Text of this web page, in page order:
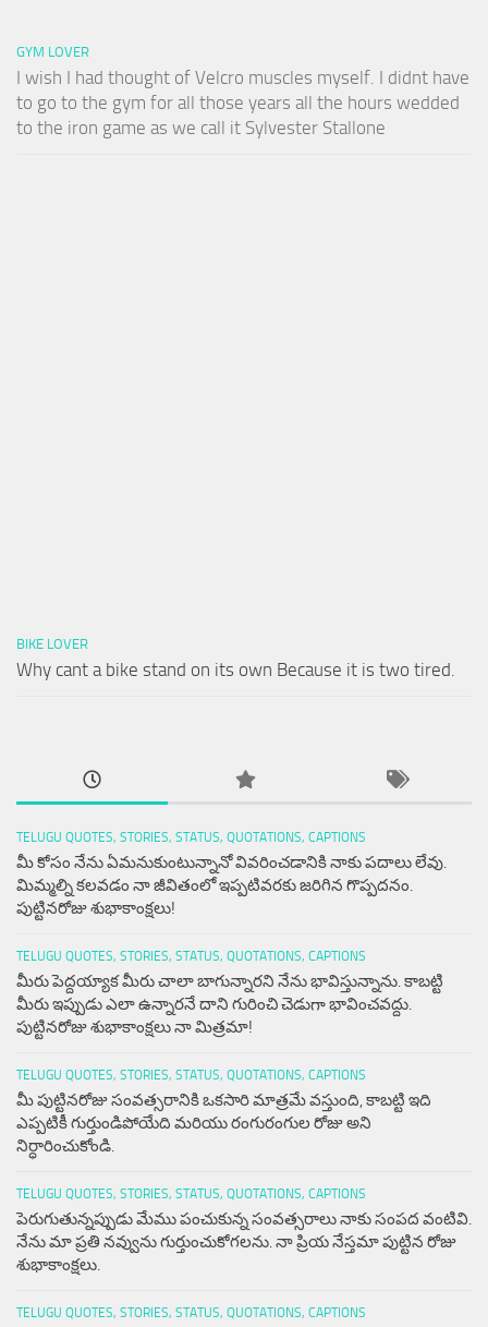
GYM LOVER
I wish I had thought of Velcro muscles myself. I didnt have
to go to the gym for all those years all the hours wedded
to the iron game as we call it Sylvester Stallone
BIKE LOVER
Why cant a bike stand on its own Because it is two tired.
TELUGU QUOTES, STORIES, STATUS, QUOTATIONS, CAPTIONS
మీ కోసం నేను ఏమనుకుంటున్నానో వివరించడానికి నాకు పదాలు లేవు.
మిమ్మల్ని కలవడం నా జీవితంలో ఇప్పటివరకు జరిగిన గొప్పదనం.
పుట్టినరోజు శుభాకాంక్షలు!
TELUGU QUOTES, STORIES, STATUS, QUOTATIONS, CAPTIONS
మీరు పెద్దయ్యాక మీరు చాలా బాగున్నారని నేను భావిస్తున్నాను. కాబట్టి
మీరు ఇప్పుడు ఎలా ఉన్నారనే దాని గురించి చెడుగా భావించవద్దు.
పుట్టినరోజు శుభాకాంక్షలు నా మిత్రమా!
TELUGU QUOTES, STORIES, STATUS, QUOTATIONS, CAPTIONS
మీ పుట్టినరోజు సంవత్సరానికి ఒకసారి మాత్రమే వస్తుంది, కాబట్టి ఇది
ఎప్పటికీ గుర్తుండిపోయేది మరియు రంగురంగుల రోజు అని
నిర్ధారించుకోండి.
TELUGU QUOTES, STORIES, STATUS, QUOTATIONS, CAPTIONS
పెరుగుతున్నప్పుడు మేము పంచుకున్న సంవత్సరాలు నాకు సంపద వంటివి.
నేను మా ప్రతి నవ్వును గుర్తుంచుకోగలను. నా ప్రియ నేస్తమా పుట్టిన రోజు
శుభాకాంక్షలు.
TELUGU QUOTES, STORIES, STATUS, QUOTATIONS, CAPTIONS